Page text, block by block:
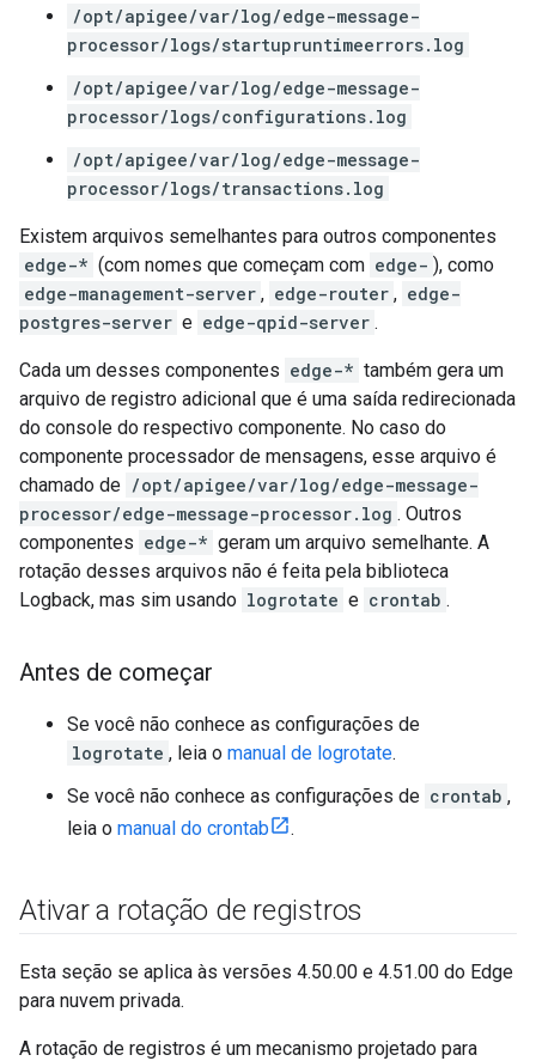
/opt/apigee/var/log/edge-message-
processor/logs/startupruntimeerrors.log
/opt/apigee/var/log/edge-message-
processor/logs/configurations.log
/opt/apigee/var/log/edge-message-
processor/logs/transactions.log
Existem arquivos semelhantes para outros componentes
edge-* (com nomes que começam com edge- ), como
edge-management-server , edge-router , edge-
postgres-server e edge-qpid-server .
Cada um desses componentes edge-* também gera um
arquivo de registro adicional que é uma saída redirecionada
do console do respectivo componente. No caso do
componente processador de mensagens, esse arquivo é
chamado de /opt/apigee/var/log/edge-message-
processor/edge-message-processor.log . Outros
componentes edge-* geram um arquivo semelhante. A
rotação desses arquivos não é feita pela biblioteca
Logback, mas sim usando logrotate e crontab .
Antes de começar
Se você não conhece as configurações de
logrotate , leia o manual de logrotate.
Se você não conhece as configurações de crontab ,
leia o manual do crontab .
Ativar a rotação de registros
Esta seção se aplica às versões 4.50.00 e 4.51.00 do Edge
para nuvem privada.
A rotação de registros é um mecanismo projetado para